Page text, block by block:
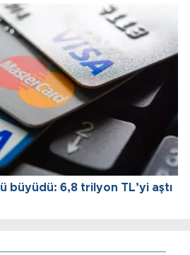
büyüdü: 6,8 trilyon TL’yi aştı